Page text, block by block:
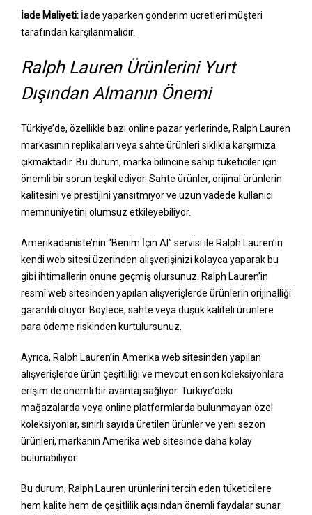
İade Maliyeti: İade yaparken gönderim ücretleri müşteri
tarafından karşılanmalıdır.
Ralph Lauren Ürünlerini Yurt
Dışından Almanın Önemi
Türkiye’de, özellikle bazı online pazar yerlerinde, Ralph Lauren
markasının replikaları veya sahte ürünleri sıklıkla karşımıza
çıkmaktadır. Bu durum, marka bilincine sahip tüketiciler için
önemli bir sorun teşkil ediyor. Sahte ürünler, orijinal ürünlerin
kalitesini ve prestijini yansıtmıyor ve uzun vadede kullanıcı
memnuniyetini olumsuz etkileyebiliyor.
Amerikadaniste’nin “Benim İçin Al” servisi ile Ralph Lauren’in
kendi web sitesi üzerinden alışverişinizi kolayca yaparak bu
gibi ihtimallerin önüne geçmiş olursunuz. Ralph Lauren’in
resmî web sitesinden yapılan alışverişlerde ürünlerin orijinalliği
garantili oluyor. Böylece, sahte veya düşük kaliteli ürünlere
para ödeme riskinden kurtulursunuz.
Ayrıca, Ralph Lauren’in Amerika web sitesinden yapılan
alışverişlerde ürün çeşitliliği ve mevcut en son koleksiyonlara
erişim de önemli bir avantaj sağlıyor. Türkiye’deki
mağazalarda veya online platformlarda bulunmayan özel
koleksiyonlar, sınırlı sayıda üretilen ürünler ve yeni sezon
ürünleri, markanın Amerika web sitesinde daha kolay
bulunabiliyor.
Bu durum, Ralph Lauren ürünlerini tercih eden tüketicilere
hem kalite hem de çeşitlilik açısından önemli faydalar sunar.